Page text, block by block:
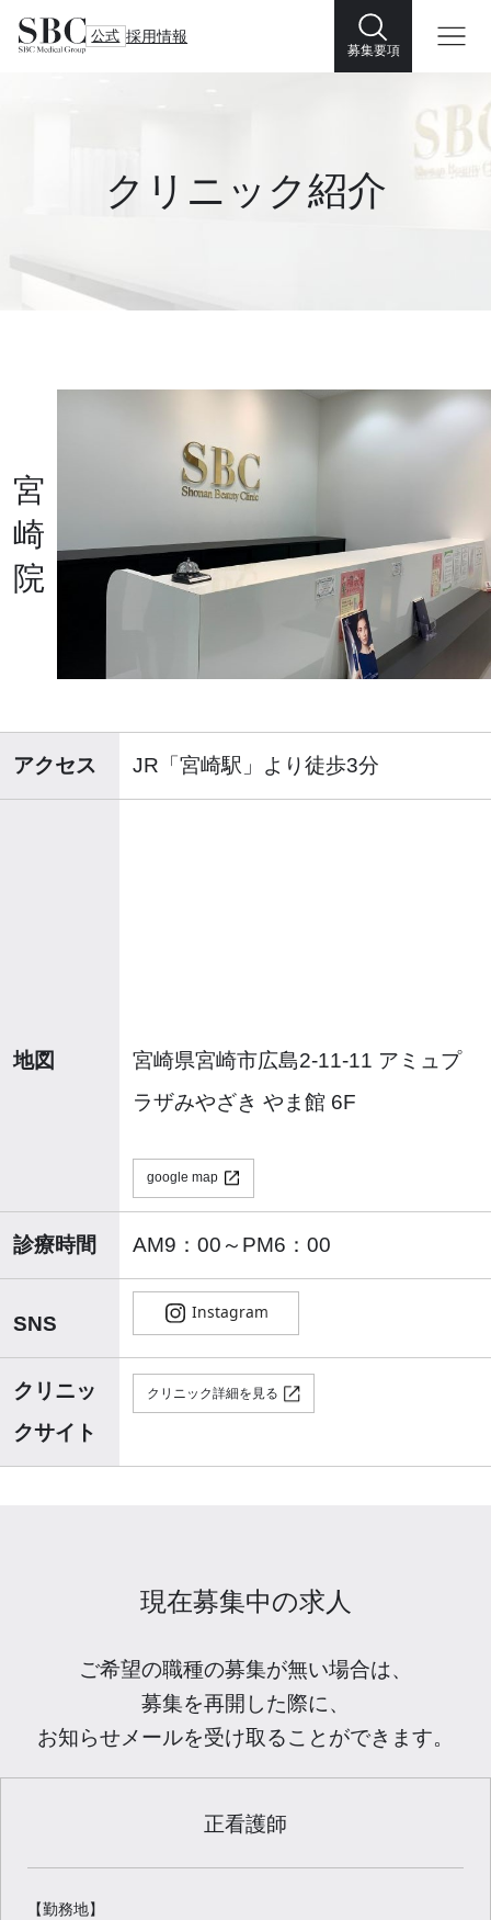
公式 採用情報
募集要項
クリニック紹介
宮
崎
院
アクセス JR「宮崎駅」より徒歩3分
地図
宮崎県宮崎市広島2-11-11 アミュプ
ラザみやざき やま館 6F
google map
診療時間 AM9：00～PM6：00
SNS
クリニッ
クサイト
クリニック詳細を見る
現在募集中の求人
ご希望の職種の募集が無い場合は、
募集を再開した際に、
お知らせメールを受け取ることができます。
正看護師
【勤務地】